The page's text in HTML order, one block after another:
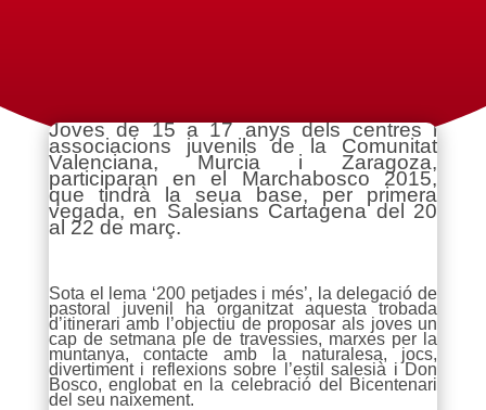
Joves de 15 a 17 anys dels centres i
associacions juvenils de la Comunitat
Valenciana, Murcia i Zaragoza,
participaran en el Marchabosco 2015,
que tindrà la seua base, per primera
vegada, en Salesians Cartagena del 20
al 22 de març.
Sota el lema ‘200 petjades i més’, la delegació de
pastoral juvenil ha organitzat aquesta trobada
d’itinerari amb l’objectiu de proposar als joves un
cap de setmana ple de travessies, marxes per la
muntanya, contacte amb la naturalesa, jocs,
divertiment i reflexions sobre l’estil salesià i Don
Bosco, englobat en la celebració del Bicentenari
del seu naixement.